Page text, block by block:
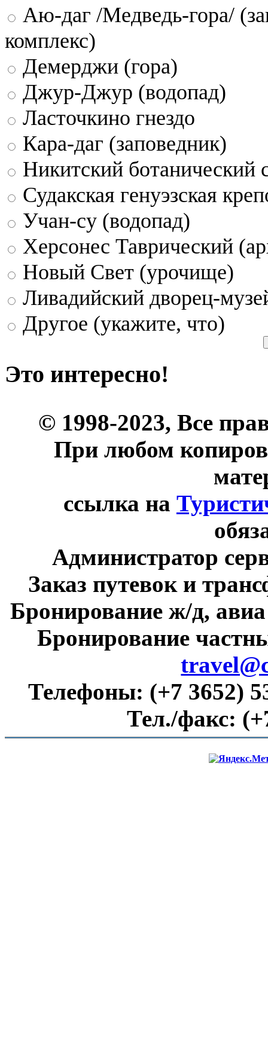
Аю-даг /Медведь-гора/
комплекс)
Демерджи (гора)
Джур-Джур (водопад)
Ласточкино гнездо
Кара-даг (заповедник)
Никитский ботанический
Судакская генуэзская
Учан-су (водопад)
Херсонес Таврический
Новый Свет (урочище)
Ливадийский дворец-
Другое (укажите, что)
Это интересно!
© 1998-2023, Все
При любом
ссылка на
Администратор
Заказ путевок и
Бронирование ж/д,
Бронирование
Телефоны: (+7 3652)
Тел./факс: